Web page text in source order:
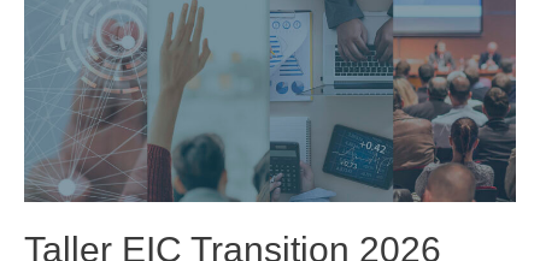
Taller EIC Transition 2026